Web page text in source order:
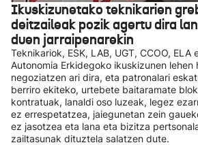
Ikuskizunetako teknikarien
deitzaileak pozik agertu dira
duen jarraipenarekin
Teknikariok, ESK, LAB, UGT, CCOO, ELA
Autonomia Erkidegoko ikuskizunen lehen
negoziatzen ari dira, eta patronalari
berriro ekiteko, urtebete baitaramate
kontratuak, lanaldi oso luzeak, legez
ez errespetatzea, jaiegunetan zein
ez jasotzea eta lana eta bizitza
zailtasunak dituztela salatzen dute.